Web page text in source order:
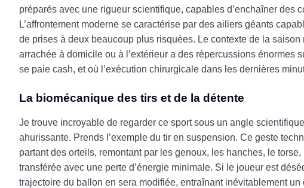
préparés avec une rigueur scientifique, capables d’enchaîner des
L’affrontement moderne se caractérise par des ailiers géants
de prises à deux beaucoup plus risquées. Le contexte de la
arrachée à domicile ou à l’extérieur a des répercussions énormes
se paie cash, et où l’exécution chirurgicale dans les dernières
La biomécanique des tirs et de la détente
Je trouve incroyable de regarder ce sport sous un angle
ahurissante. Prends l’exemple du tir en suspension. Ce geste
partant des orteils, remontant par les genoux, les hanches, le
transférée avec une perte d’énergie minimale. Si le joueur est
trajectoire du ballon en sera modifiée, entraînant inévitablement